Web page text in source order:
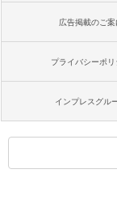
広告掲載のご案
プライバシーポリ
インプレスグル